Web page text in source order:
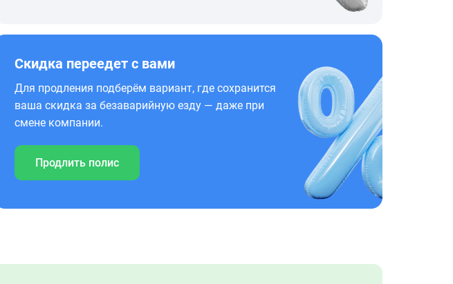
Скидка переедет с вами
Для продления подберём вариант, где сохранится
ваша скидка за безаварийную езду — даже при
смене компании.
Продлить полис